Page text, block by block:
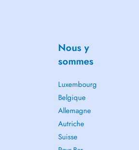
Nous y
sommes
Luxembourg
Belgique
Allemagne
Autriche
Suisse